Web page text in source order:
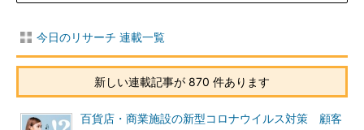
今日のリサーチ 連載一覧
新しい連載記事が 870 件あります
百貨店・商業施設の新型コロナウイルス対策 顧客